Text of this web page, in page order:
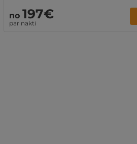
no 197€
par nakti